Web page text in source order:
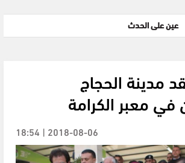
عين على الحدث
مدينة الحجاج
في معبر الكرامة
2018-08-06 | 18:54